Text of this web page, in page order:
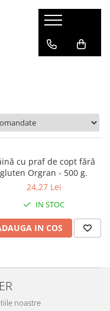
cu praf de copt fără
gluten Orgran - 500 g.
24,27 Lei
IN STOC
IN COS
noastre